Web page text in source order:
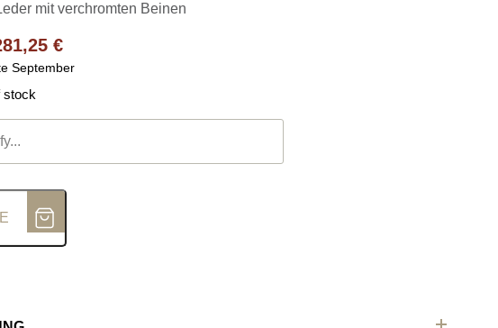
mit verchromten Beinen
Preis war: 437,50 €
€
September
stock